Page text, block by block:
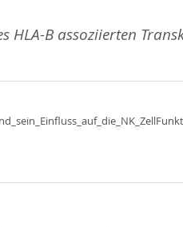
HLA-B assoziierten